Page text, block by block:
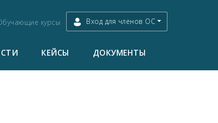
курсы Вход для членов ОС
КЕЙСЫ ДОКУМЕНТЫ